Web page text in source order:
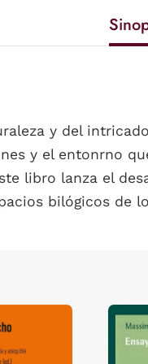
y del
y el entonrno
libro lanza el
bilógicos de